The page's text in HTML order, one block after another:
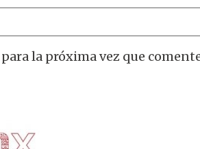
la próxima vez que